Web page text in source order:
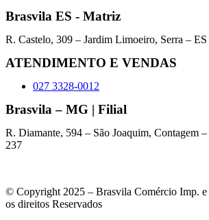
Brasvila ES - Matriz
R. Castelo, 309 – Jardim Limoeiro, Serra –
ATENDIMENTO E VENDAS
027 3328-0012
Brasvila – MG | Filial
R. Diamante, 594 – São Joaquim, Contagem
237
© Copyright 2025 – Brasvila Comércio Imp.
os direitos Reservados